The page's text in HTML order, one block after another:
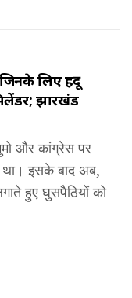
लिए हिंदू
झारखंड
और कांग्रेस पर
था। इसके बाद अब,
हुए घुसपैठियों को